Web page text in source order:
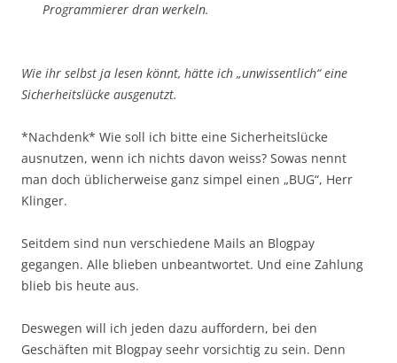
Programmierer dran werkeln.
Wie ihr selbst ja lesen könnt, hätte ich „unwissentlich“ eine
Sicherheitslücke ausgenutzt.
*Nachdenk* Wie soll ich bitte eine Sicherheitslücke
ausnutzen, wenn ich nichts davon weiss? Sowas nennt
man doch üblicherweise ganz simpel einen „BUG“, Herr
Klinger.
Seitdem sind nun verschiedene Mails an Blogpay
gegangen. Alle blieben unbeantwortet. Und eine Zahlung
blieb bis heute aus.
Deswegen will ich jeden dazu auffordern, bei den
Geschäften mit Blogpay seehr vorsichtig zu sein. Denn